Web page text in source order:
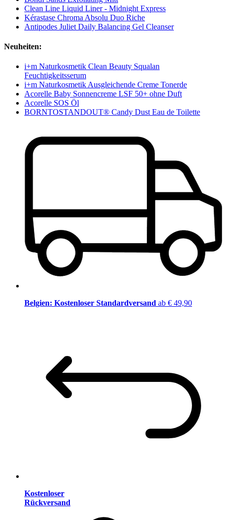
Clean Line Liquid Liner - Midnight Express
Kérastase Chroma Absolu Duo Riche
Antipodes Juliet Daily Balancing Gel Cleanser
Neuheiten:
i+m Naturkosmetik Clean Beauty Squalan
Feuchtigkeitsserum
i+m Naturkosmetik Ausgleichende Creme Tonerde
Acorelle Baby Sonnencreme LSF 50+ ohne Duft
Acorelle SOS Öl
BORNTOSTANDOUT® Candy Dust Eau de Toilette
Belgien: Kostenloser Standardversand ab € 49,90
Kostenloser
Rückversand